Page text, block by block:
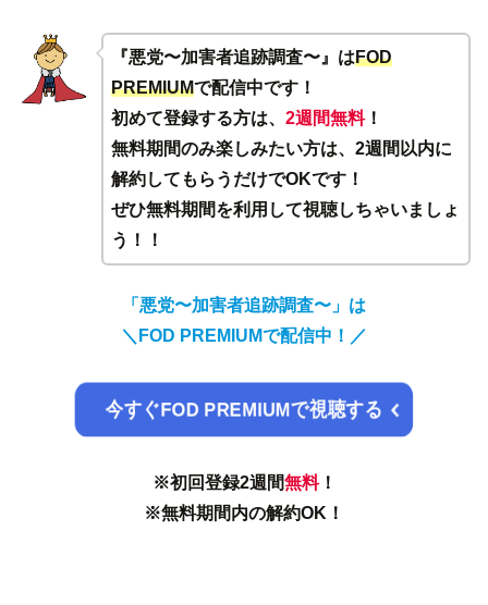
『悪党〜加害者追跡調査〜』はFOD
PREMIUMで配信中です！
初めて登録する方は、 2週間無料！
無料期間のみ楽しみたい方は、2週間以内に
解約してもらうだけでOKです！
ぜひ無料期間を利用して視聴しちゃいましょ
う！！
「悪党〜加害者追跡調査〜」は
＼FOD PREMIUMで配信中！／
今すぐFOD PREMIUMで視聴する
※初回登録2週間無料！
※無料期間内の解約OK！